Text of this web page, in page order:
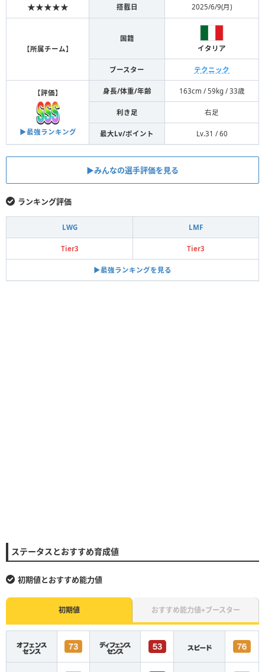
★★★★★ 搭載日 2025/6/9(月)
【所属チーム】
国籍
イタリア
ブースター テクニック
【評価】
▶︎最強ランキング
身長/体重/年齢 163cm / 59kg / 33歳
利き足 右足
最大Lv/ポイント Lv.31 / 60
▶︎みんなの選手評価を見る
ランキング評価
LWG LMF
Tier3 Tier3
▶︎最強ランキングを見る
ステータスとおすすめ育成値
初期値とおすすめ能力値
初期値 おすすめ能力値+ブースター